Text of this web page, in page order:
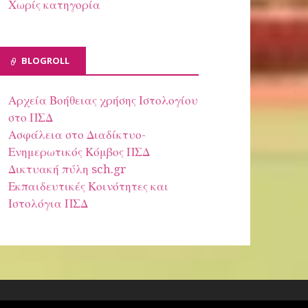
Χωρίς κατηγορία
BLOGROLL
Αρχεία Βοήθειας χρήσης Ιστολογίου
στο ΠΣΔ
Ασφάλεια στο Διαδίκτυο-
Ενημερωτικός Κόμβος ΠΣΔ
Δικτυακή πύλη sch.gr
Εκπαιδευτικές Κοινότητες και
Ιστολόγια ΠΣΔ